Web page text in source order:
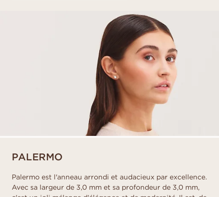
PALERMO
Palermo est l'anneau arrondi et audacieux par excellence.
Avec sa largeur de 3,0 mm et sa profondeur de 3,0 mm,